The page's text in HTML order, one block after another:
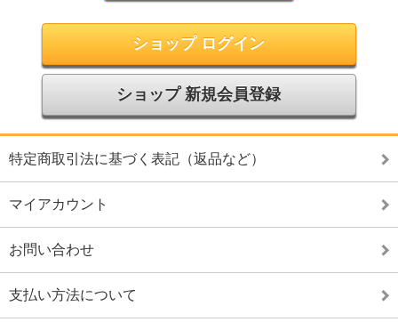
ショップ ログイン
ショップ 新規会員登録
特定商取引法に基づく表記（返品など）
マイアカウント
お問い合わせ
支払い方法について